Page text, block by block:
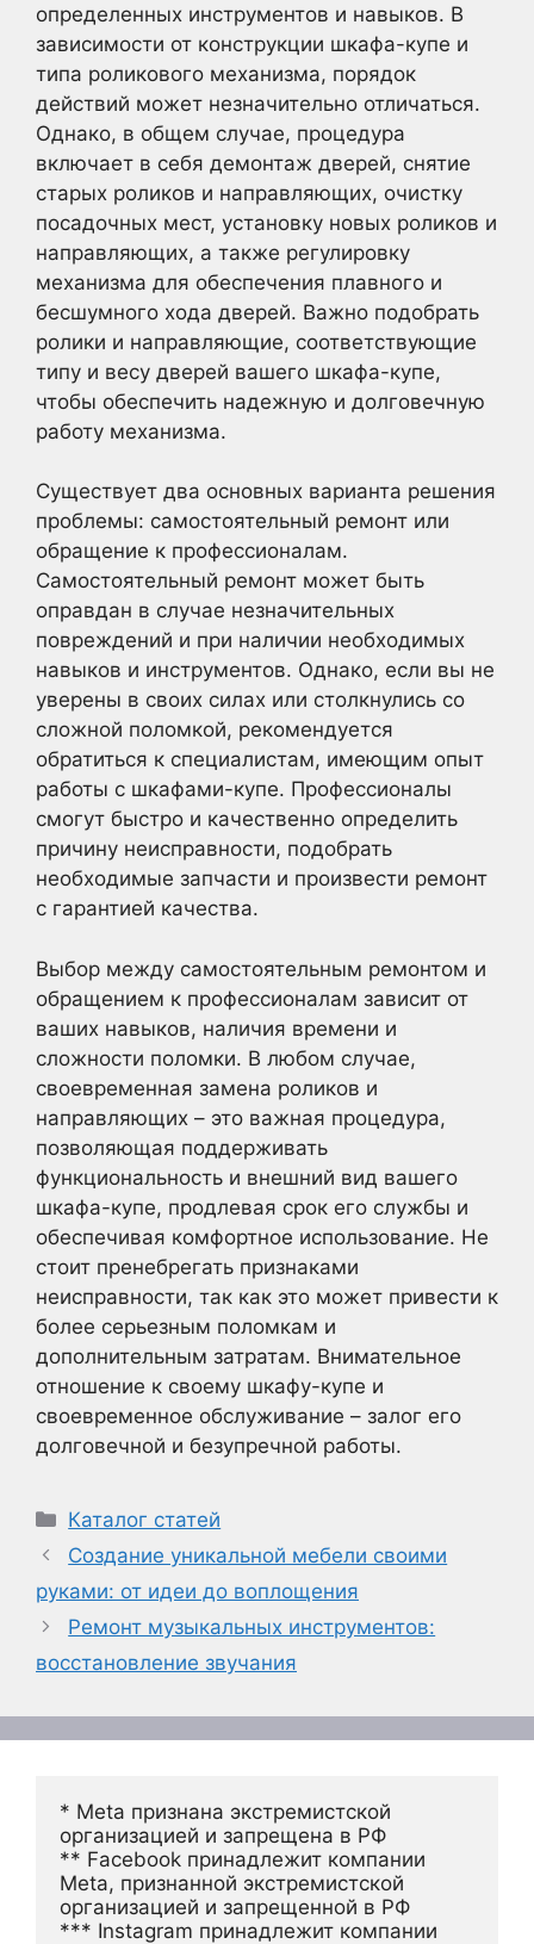
определенных инструментов и навыков. В
зависимости от конструкции шкафа-купе и
типа роликового механизма, порядок
действий может незначительно отличаться.
Однако, в общем случае, процедура
включает в себя демонтаж дверей, снятие
старых роликов и направляющих, очистку
посадочных мест, установку новых роликов и
направляющих, а также регулировку
механизма для обеспечения плавного и
бесшумного хода дверей. Важно подобрать
ролики и направляющие, соответствующие
типу и весу дверей вашего шкафа-купе,
чтобы обеспечить надежную и долговечную
работу механизма.
Существует два основных варианта решения
проблемы: самостоятельный ремонт или
обращение к профессионалам.
Самостоятельный ремонт может быть
оправдан в случае незначительных
повреждений и при наличии необходимых
навыков и инструментов. Однако, если вы не
уверены в своих силах или столкнулись со
сложной поломкой, рекомендуется
обратиться к специалистам, имеющим опыт
работы с шкафами-купе. Профессионалы
смогут быстро и качественно определить
причину неисправности, подобрать
необходимые запчасти и произвести ремонт
с гарантией качества.
Выбор между самостоятельным ремонтом и
обращением к профессионалам зависит от
ваших навыков, наличия времени и
сложности поломки. В любом случае,
своевременная замена роликов и
направляющих – это важная процедура,
позволяющая поддерживать
функциональность и внешний вид вашего
шкафа-купе, продлевая срок его службы и
обеспечивая комфортное использование. Не
стоит пренебрегать признаками
неисправности, так как это может привести к
более серьезным поломкам и
дополнительным затратам. Внимательное
отношение к своему шкафу-купе и
своевременное обслуживание – залог его
долговечной и безупречной работы.
Рубрики
Каталог статей
Создание уникальной мебели своими
руками: от идеи до воплощения
Ремонт музыкальных инструментов:
восстановление звучания
* Meta признана экстремистской
организацией и запрещена в РФ
** Facebook принадлежит компании
Meta, признанной экстремистской
организацией и запрещенной в РФ
*** Instagram принадлежит компании